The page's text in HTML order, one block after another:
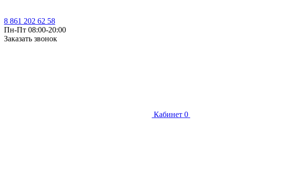
8 861 202 62 58
Пн-Пт 08:00-20:00
Заказать звонок
Кабинет 0